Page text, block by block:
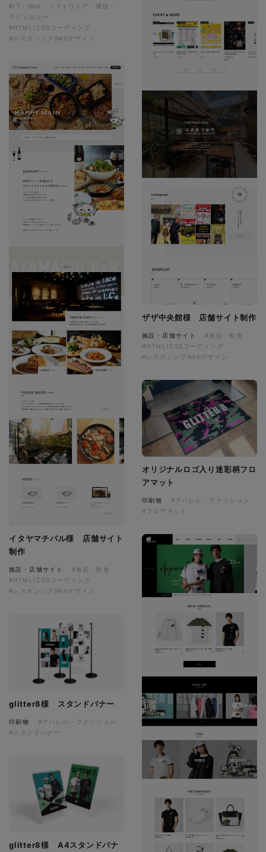
#IT・Web・ソフトウェア・通信・
テクノロジー
#HTML/CSSコーディング
#レスポンシブWebデザイン
ザザ中央館様 店舗サイト制作
施設・店舗サイト
#食品・飲食
#HTML/CSSコーディング
#レスポンシブWebデザイン
イタヤマチバル様 店舗サイト
制作
施設・店舗サイト
#食品・飲食
#HTML/CSSコーディング
#レスポンシブWebデザイン
オリジナルロゴ入り迷彩柄フロ
アマット
印刷物
#アパレル・ファッション
#フロアマット
glitter8様 スタンドバナー
印刷物
#アパレル・ファッション
#スタンドバナー
glitter8様 A4スタンドバナ